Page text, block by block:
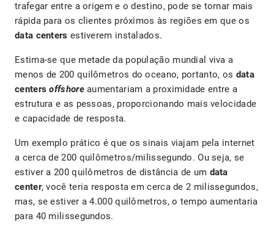
trafegar entre a origem e o destino, pode se tornar mais
rápida para os clientes próximos às regiões em que os
data centers estiverem instalados.
Estima-se que metade da população mundial viva a
menos de 200 quilômetros do oceano, portanto, os data
centersoffshore aumentariam a proximidade entre a
estrutura e as pessoas, proporcionando mais velocidade
e capacidade de resposta.
Um exemplo prático é que os sinais viajam pela internet
a cerca de 200 quilômetros/milissegundo. Ou seja, se
estiver a 200 quilômetros de distância de um data
center, você teria resposta em cerca de 2 milissegundos,
mas, se estiver a 4.000 quilômetros, o tempo aumentaria
para 40 milissegundos.